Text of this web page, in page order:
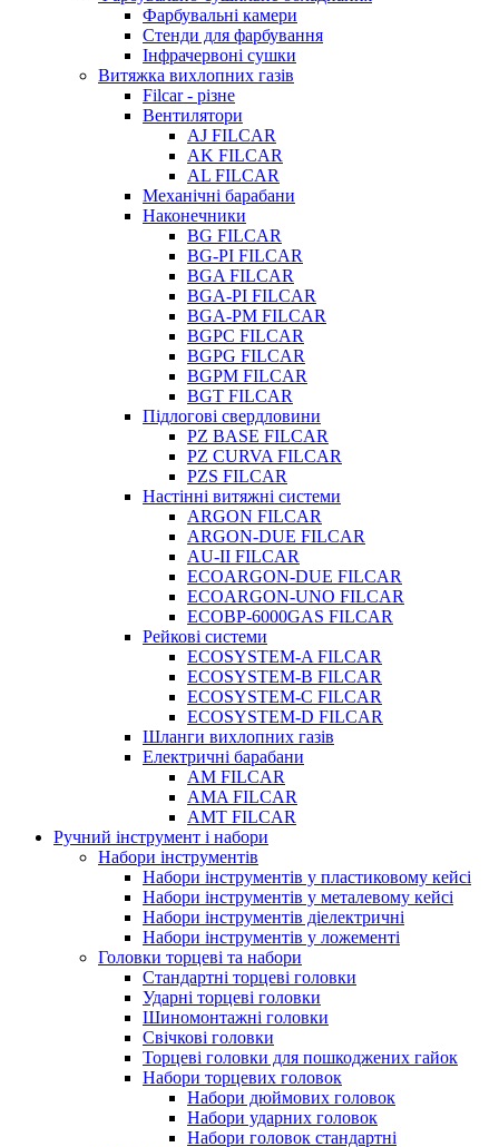
Фарбувальні камери
Стенди для фарбування
Інфрачервоні сушки
Витяжка вихлопних газів
Filcar - різне
Вентилятори
AJ FILCAR
AK FILCAR
AL FILCAR
Механічні барабани
Наконечники
BG FILCAR
BG-PI FILCAR
BGA FILCAR
BGA-PI FILCAR
BGA-PM FILCAR
BGPC FILCAR
BGPG FILCAR
BGPM FILCAR
BGT FILCAR
Підлогові свердловини
PZ BASE FILCAR
PZ CURVA FILCAR
PZS FILCAR
Настінні витяжні системи
ARGON FILCAR
ARGON-DUE FILCAR
AU-II FILCAR
ECOARGON-DUE FILCAR
ECOARGON-UNO FILCAR
ECOBP-6000GAS FILCAR
Рейкові системи
ECOSYSTEM-A FILCAR
ECOSYSTEM-B FILCAR
ECOSYSTEM-C FILCAR
ECOSYSTEM-D FILCAR
Шланги вихлопних газів
Електричні барабани
AM FILCAR
AMA FILCAR
AMT FILCAR
Ручний інструмент і набори
Набори інструментів
Набори інструментів у пластиковому кейсі
Набори інструментів у металевому кейсі
Набори інструментів діелектричні
Набори інструментів у ложементі
Головки торцеві та набори
Стандартні торцеві головки
Ударні торцеві головки
Шиномонтажні головки
Свічкові головки
Торцеві головки для пошкоджених гайок
Набори торцевих головок
Набори дюймових головок
Набори ударних головок
Набори головок стандартні